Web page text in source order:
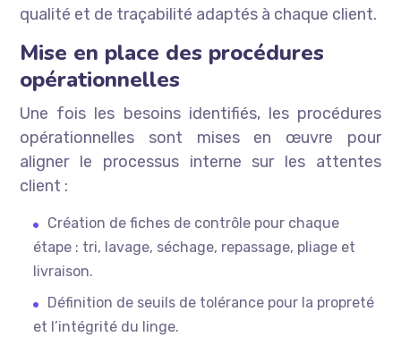
qualité et de traçabilité adaptés à chaque client.
Mise en place des procédures
opérationnelles
Une fois les besoins identifiés, les procédures
opérationnelles sont mises en œuvre pour
aligner le processus interne sur les attentes
client :
Création de fiches de contrôle pour chaque
étape : tri, lavage, séchage, repassage, pliage et
livraison.
Définition de seuils de tolérance pour la propreté
et l’intégrité du linge.